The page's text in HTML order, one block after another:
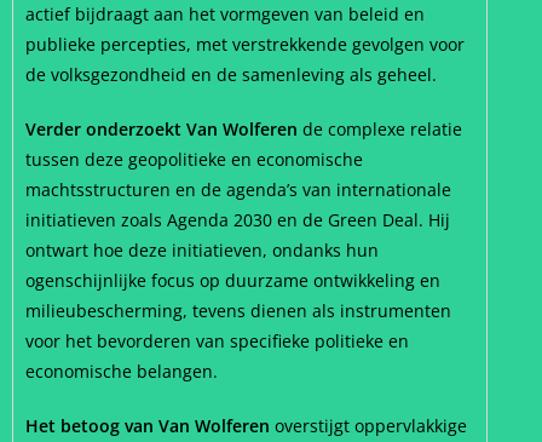
actief bijdraagt aan het vormgeven van beleid en
publieke percepties, met verstrekkende gevolgen voor
de volksgezondheid en de samenleving als geheel.
Verder onderzoekt Van Wolferen de complexe relatie
tussen deze geopolitieke en economische
machtsstructuren en de agenda’s van internationale
initiatieven zoals Agenda 2030 en de Green Deal. Hij
ontwart hoe deze initiatieven, ondanks hun
ogenschijnlijke focus op duurzame ontwikkeling en
milieubescherming, tevens dienen als instrumenten
voor het bevorderen van specifieke politieke en
economische belangen.
Het betoog van Van Wolferen overstijgt oppervlakkige